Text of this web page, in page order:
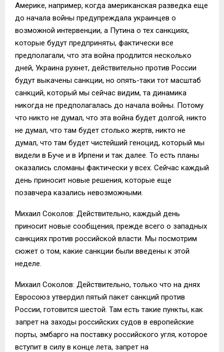
Америке, например, когда американская разведка еще
до начала войны предупреждала украинцев о
возможной интервенции, а Путина о тех санкциях,
которые будут предприняты, фактически все
предполагали, что эта война продлится несколько
дней, Украина рухнет, действительно против России
будут выкачены санкции, но опять-таки тот масштаб
санкций, который мы сейчас видим, та динамика
никогда не предполагалась до начала войны. Потому
что никто не думал, что эта война будет долгой, никто
не думал, что там будет столько жертв, никто не
думал, что там будет чистейший геноцид, который мы
видели в Буче и в Ирпени и так далее. То есть планы
оказались сломаны фактически у всех. Сейчас каждый
день приносит новые решения, которые еще
позавчера казались невозможными.
Михаил Соколов: Действительно, каждый день
приносит новые сообщения, прежде всего о западных
санкциях против российской власти. Мы посмотрим
сюжет о том, какие санкции были введены к этой
неделе.
Михаил Соколов: Действительно, только что на днях
Евросоюз утвердил пятый пакет санкций против
России, готовится шестой. Там есть такие пункты, как
запрет на заходы российских судов в европейские
порты, эмбарго на поставку российского угля, которое
вступит в силу в конце лета, запрет на